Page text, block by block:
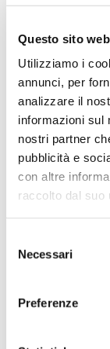
Questo sito
Utilizziamo i
annunci, per
analizzare il
informazioni sul
nostri partner
pubblicità e
con altre
raccolto dal suo
delNecessari
Preferenze
- Navy
€19,50
-50%
Cappellino